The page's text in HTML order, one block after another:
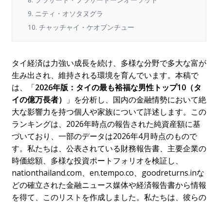
9. ニティ・オソタヌグラ
10. チャッチャイ・ケオブンチュー
タイ経済は力強い成長を続け、多様な分野で多大な富が
生み出され、維持される環境を育んでいます。本稿で
は、「2026年版：タイの最も裕福な男性トップ10（タ
イの億万長者）
」を分析し、国内の金融情勢において絶
大な影響力を持つ個人や家族について詳述します。この
ランキングは、2026年時点の報告された純資産額に基
づいており、一部のデータは2026年4月時点のもので
す。私たちは、公表されている財務報告書、主要企業の
時価総額、多様な投資ポートフォリオを検証し、
nationthailand.com、en.tempo.co、goodreturns.inな
どの確立された金融ニュース媒体や経済報告書から情報
を得て、このリストを作成しました。私たちは、彼らの